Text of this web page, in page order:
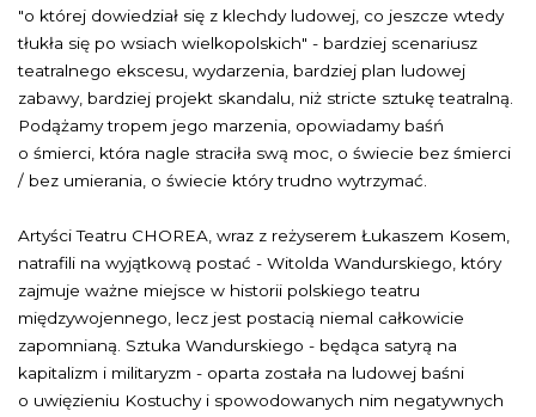
"o której dowiedział się z klechdy ludowej, co jeszcze wtedy
tłukła się po wsiach wielkopolskich" - bardziej scenariusz
teatralnego ekscesu, wydarzenia, bardziej plan ludowej
zabawy, bardziej projekt skandalu, niż stricte sztukę teatralną.
Podążamy tropem jego marzenia, opowiadamy baśń
o śmierci, która nagle straciła swą moc, o świecie bez śmierci
/ bez umierania, o świecie który trudno wytrzymać.
Artyści Teatru CHOREA, wraz z reżyserem Łukaszem Kosem,
natrafili na wyjątkową postać - Witolda Wandurskiego, który
zajmuje ważne miejsce w historii polskiego teatru
międzywojennego, lecz jest postacią niemal całkowicie
zapomnianą. Sztuka Wandurskiego - będąca satyrą na
kapitalizm i militaryzm - oparta została na ludowej baśni
o uwięzieniu Kostuchy i spowodowanych nim negatywnych